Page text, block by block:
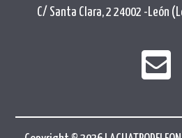
C/ Santa Clara, 2 24002 -León